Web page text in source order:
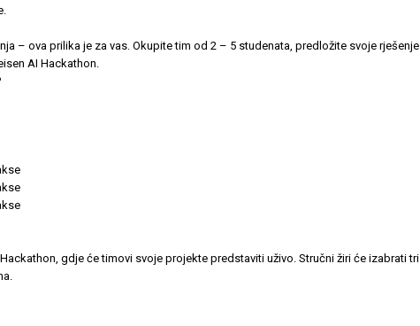
– ova prilika je za vas. Okupite tim od 2 – 5 studenata, predložite svoje rješenje
AI Hackathon.
gdje će timovi svoje projekte predstaviti uživo. Stručni žiri će izabrati tri